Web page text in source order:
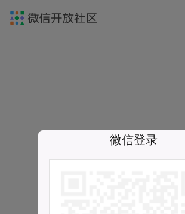
微信登录